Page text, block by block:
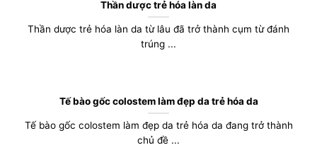
Thần dược trẻ hóa làn da
Thần dược trẻ hóa làn da từ lâu đã trở thành cụm từ đánh
trúng ...
Tế bào gốc colostem làm đẹp da trẻ hóa da
Tế bào gốc colostem làm đẹp da trẻ hóa da đang trở thành
chủ đề ...